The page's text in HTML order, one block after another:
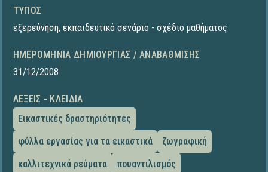
ΤΎΠΟΣ
εξερεύνηση, εκπαιδευτικό σενάριο - σχέδιο μαθήματος
ΗΜΕΡΟΜΗΝΊΑ ΔΗΜΙΟΥΡΓΊΑΣ / ΑΝΑΒΆΘΜΙΣΗΣ
31/12/2008
ΛΈΞΕΙΣ - ΚΛΕΙΔΙΆ
Εικαστικές δραστηριότητες
φύλλα εργασίας για τα εικαστικά
ζωγραφική
καλλιτεχνικά ρεύματα
πουαντιλισμός